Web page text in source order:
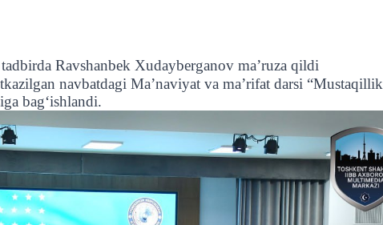
Ravshanbek Xudayberganov ma’ruza qildi
navbatdagi Maʼnaviyat va maʼrifat darsi “Mustaqillik
bag‘ishlandi.